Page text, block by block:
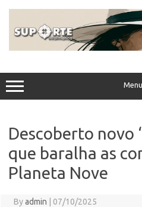
Menu
Descoberto novo
que baralha as
Planeta Nove
Byadmin 07/10/2025